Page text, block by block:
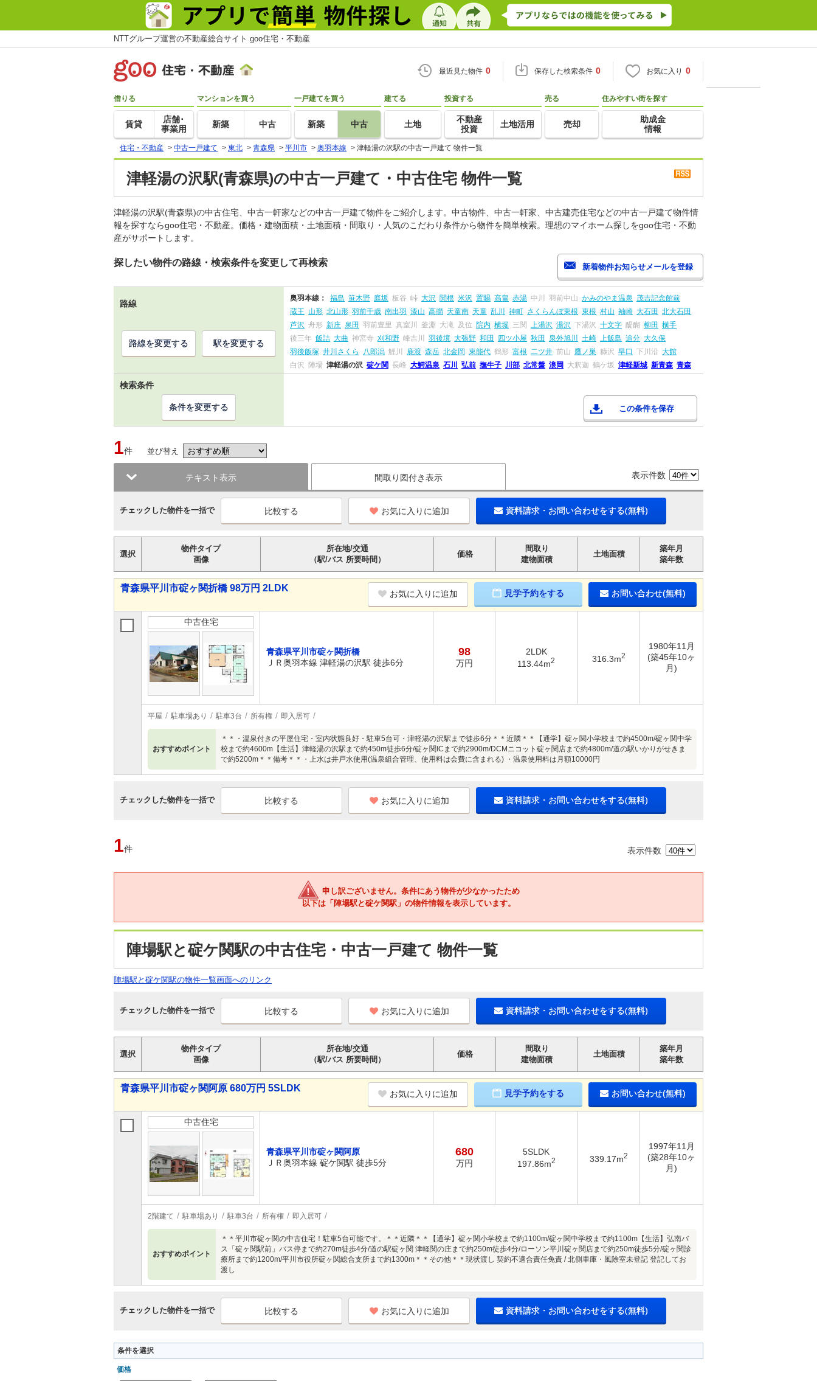
NTTグループ運営の不動産総合サイト goo住宅・不動産
最近見た物件 0 保存した検索条件 0 お気に入り 0
借りる
賃貸
店舗･
事業用
マンションを買う
新築 中古
一戸建てを買う
新築 中古
建てる
土地
投資する
不動産
投資
土地活用
売る
売却
住みやすい街を探す
助成金
情報
住宅・不動産 > 中古一戸建て > 東北 > 青森県 > 平川市 > 奥羽本線 > 津軽湯の沢駅の中古一戸建て 物件一覧
津軽湯の沢駅(青森県)の中古一戸建て・中古住宅 物件一覧
津軽湯の沢駅(青森県)の中古住宅、中古一軒家などの中古一戸建て物件をご紹介します。中古物件、中古一軒家、中古建売住宅などの中古一戸建て物件情
報を探すならgoo住宅・不動産。価格・建物面積・土地面積・間取り・人気のこだわり条件から物件を簡単検索。理想のマイホーム探しをgoo住宅・不動
産がサポートします。
探したい物件の路線・検索条件を変更して再検索
路線
奥羽本線： 福島 笹木野 庭坂 板谷 峠 大沢 関根 米沢 置賜 高畠 赤湯 中川 羽前中山 かみのやま温泉 茂吉記念館前
蔵王 山形 北山形 羽前千歳 南出羽 漆山 高擶 天童南 天童 乱川 神町 さくらんぼ東根 東根 村山 袖崎 大石田 北大石田
芦沢 舟形 新庄 泉田 羽前豊里 真室川 釜淵 大滝 及位 院内 横堀 三関 上湯沢 湯沢 下湯沢 十文字 醍醐 柳田 横手
後三年 飯詰 大曲 神宮寺 刈和野 峰吉川 羽後境 大張野 和田 四ツ小屋 秋田 泉外旭川 土崎 上飯島 追分 大久保
羽後飯塚 井川さくら 八郎潟 鯉川 鹿渡 森岳 北金岡 東能代 鶴形 富根 二ツ井 前山 鷹ノ巣 糠沢 早口 下川沿 大館
白沢
陣場 津軽湯の沢 碇ケ関 長峰 大鰐温泉 石川 弘前 撫牛子 川部 北常盤 浪岡 大釈迦 鶴ケ坂 津軽新城 新青森 青森
路線を変更する 駅を変更する
検索条件
この条件を保存
条件を変更する
1件 並び替え
テキスト表示 間取り図付き表示 表示件数
チェックした物件を一括で お気に入りに追加 資料請求・お問い合わせをする(無料)
選択
物件タイプ
画像
所在地/交通
（駅/バス 所要時間）
価格
間取り
建物面積
土地面積
築年月
築年数
青森県平川市碇ヶ関折橋 98万円 2LDK
お気に入りに追加 見学予約をする お問い合わせ(無料)
中古住宅
青森県平川市碇ヶ関折橋
ＪＲ奥羽本線 津軽湯の沢駅 徒歩6分
98
万円
2LDK
113.44m2 316.3m2
1980年11月
(築45年10ヶ
月)
平屋 駐車場あり 駐車3台 所有権 即入居可
おすすめポイント
＊＊・温泉付きの平屋住宅・室内状態良好・駐車5台可・津軽湯の沢駅まで徒歩6分＊＊近隣＊＊【通学】碇ヶ関小学校まで約4500m/碇ヶ関中学
校まで約4600m【生活】津軽湯の沢駅まで約450m徒歩6分/碇ヶ関ICまで約2900m/DCMニコット碇ヶ関店まで約4800m/道の駅いかりがせきま
で約5200m＊＊備考＊＊・上水は井戸水使用(温泉組合管理、使用料は会費に含まれる) ・温泉使用料は月額10000円
チェックした物件を一括で お気に入りに追加 資料請求・お問い合わせをする(無料)
1件 表示件数
申し訳ございません。条件にあう物件が少なかったため
以下は「陣場駅と碇ケ関駅」の物件情報を表示しています。
陣場駅と碇ケ関駅の中古住宅・中古一戸建て 物件一覧
陣場駅と碇ケ関駅の物件一覧画面へのリンク
チェックした物件を一括で お気に入りに追加 資料請求・お問い合わせをする(無料)
選択
物件タイプ
画像
所在地/交通
（駅/バス 所要時間）
価格
間取り
建物面積
土地面積
築年月
築年数
青森県平川市碇ヶ関阿原 680万円 5SLDK
お気に入りに追加 見学予約をする お問い合わせ(無料)
中古住宅
青森県平川市碇ヶ関阿原
ＪＲ奥羽本線 碇ケ関駅 徒歩5分
680
万円
5SLDK
197.86m2 339.17m2
1997年11月
(築28年10ヶ
月)
2階建て 駐車場あり 駐車3台 所有権 即入居可
おすすめポイント
＊＊平川市碇ヶ関の中古住宅！駐車5台可能です。＊＊近隣＊＊【通学】碇ヶ関小学校まで約1100m/碇ヶ関中学校まで約1100m【生活】弘南バ
ス「碇ヶ関駅前」バス停まで約270m徒歩4分/道の駅碇ヶ関 津軽関の庄まで約250m徒歩4分/ローソン平川碇ヶ関店まで約250m徒歩5分/碇ヶ関診
療所まで約1200m/平川市役所碇ヶ関総合支所まで約1300m＊＊その他＊＊現状渡し 契約不適合責任免責 / 北側車庫・風除室未登記 登記してお
渡し
チェックした物件を一括で お気に入りに追加 資料請求・お問い合わせをする(無料)
条件を選択
価格